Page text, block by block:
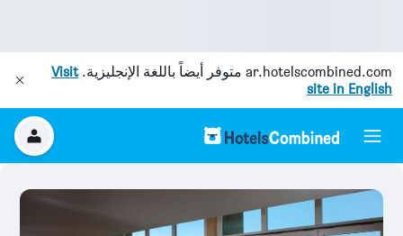
ar.hotelscombined.com متوفر أيضاً باللغة الإنجليزية.Visit
site in English